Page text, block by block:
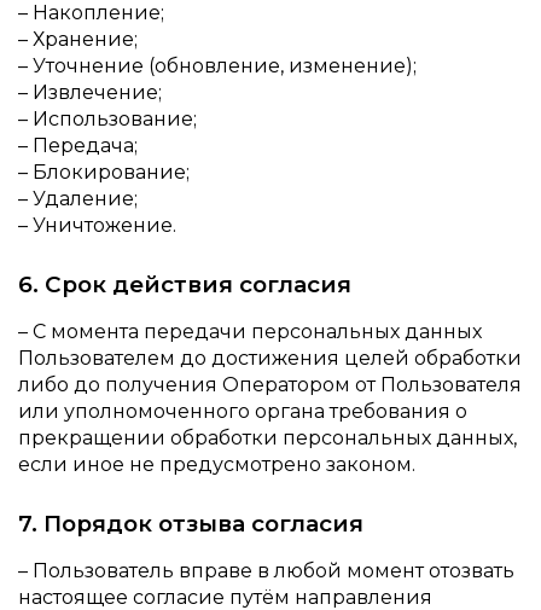
– Накопление;
– Хранение;
– Уточнение (обновление, изменение);
– Извлечение;
– Использование;
– Передача;
– Блокирование;
– Удаление;
– Уничтожение.
6. Срок действия согласия
– С момента передачи персональных данных
Пользователем до достижения целей обработки
либо до получения Оператором от Пользователя
или уполномоченного органа требования о
прекращении обработки персональных данных,
если иное не предусмотрено законом.
7. Порядок отзыва согласия
– Пользователь вправе в любой момент отозвать
настоящее согласие путём направления